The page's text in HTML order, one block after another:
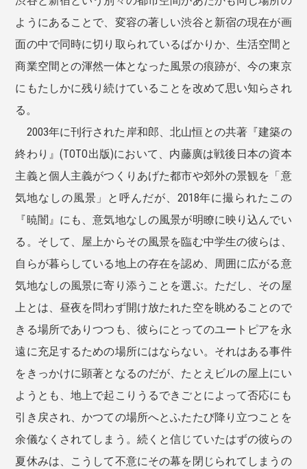
ようにあることで、変容の著しい渋谷と新宿の現在が画
面の中で同時に切り取られているばかりか、生活空間と
商業空間との渾然一体となった風景の痕跡が、今の東京
にもたしかに残り続けていることを改めて思い知らされ
る。
2003年に刊行された岸和郎、北山恒との共著『建築の
終わり』(TOTO出版)において、内藤廣は戦後日本の資本
主義と個人主義がつくりあげた都市や郊外の景観を「意
気地なしの風景」と呼んだが、2018年に撮られたこの
『暁闇』にも、意気地なしの風景が明瞭に映り込んでい
る。そして、屋上からその風景を臨む中学生の彼らは、
自らが暮らしている地上の存在を認め、周囲に広がる意
気地なしの風景に寄り添うことを選ぶ。ただし、その屋
上とは、昼夜を問わず開け放たれた空を眺めることので
きる場所でありつつも、彼らにとってのユートピアを永
遠に充足するための場所にはならない。それはある事件
をきっかけに顕著となるのだが、たとえビルの屋上にい
ようとも、地上で起こりうるできごとによって否応にも
引き戻され、かつての場所へとふたたび降り立つことを
余儀なくされてしまう。続くと信じていたはずの彼らの
夏休みは、こうして不意にその幕を閉じられてしまうの